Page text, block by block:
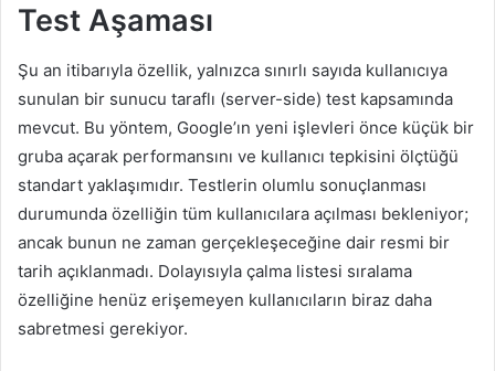
Test Aşaması
Şu an itibarıyla özellik, yalnızca sınırlı sayıda kullanıcıya
sunulan bir sunucu taraflı (server-side) test kapsamında
mevcut. Bu yöntem, Google’ın yeni işlevleri önce küçük bir
gruba açarak performansını ve kullanıcı tepkisini ölçtüğü
standart yaklaşımıdır. Testlerin olumlu sonuçlanması
durumunda özelliğin tüm kullanıcılara açılması bekleniyor;
ancak bunun ne zaman gerçekleşeceğine dair resmi bir
tarih açıklanmadı. Dolayısıyla çalma listesi sıralama
özelliğine henüz erişemeyen kullanıcıların biraz daha
sabretmesi gerekiyor.